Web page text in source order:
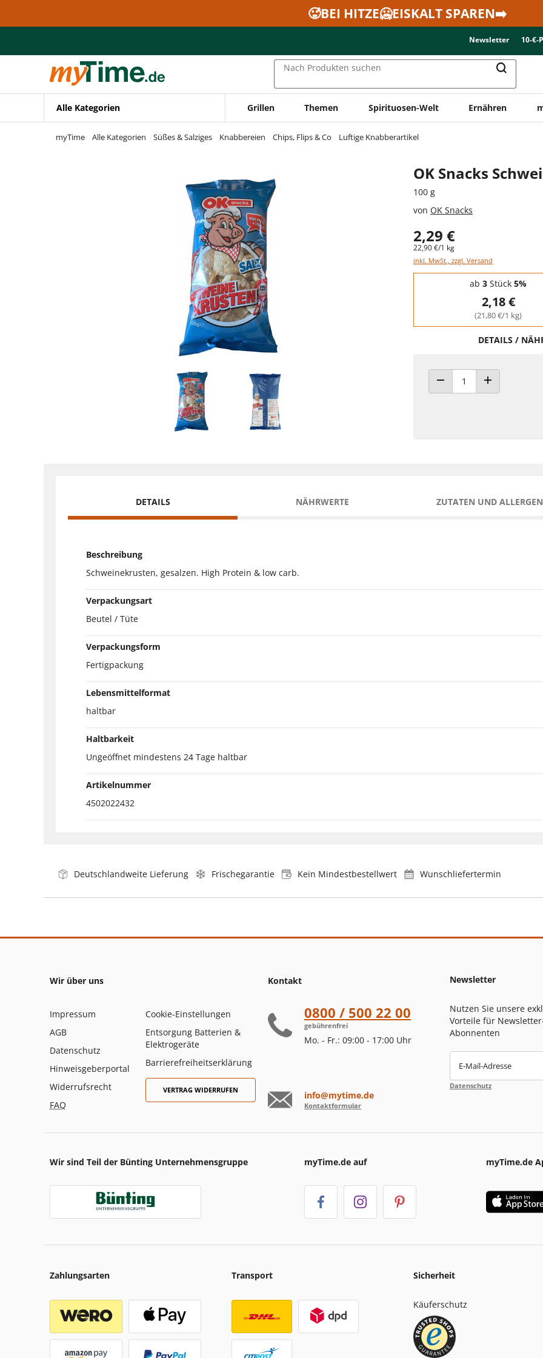
Zur Navigation springen
🥵BEI HITZE🥶EISKALT SPAREN➡️
Newsletter 10-€-
Nach Produkten suchen
Alle Kategorien Grillen Themen Spirituosen-Welt Ernähren
myTime Alle Kategorien Süßes & Salziges Knabbereien Chips, Flips & Co Luftige Knabberartikel
OK Snacks
100 g
von OK Snacks
2,29 €
22,90 €/1 kg
inkl. MwSt., zzgl. Versand
Staffelpreise - Mengenrabatt
ab 3 Stück 5%
2,18 €
(21,80 €/1 kg)
DETAILS /
ANZAHL VERRINGERN
ANZAHL
DETAILS NÄHRWERTE ZUTATEN UND
Beschreibung
Schweinekrusten, gesalzen. High Protein & low carb.
Verpackungsart
Beutel / Tüte
Verpackungsform
Fertigpackung
Lebensmittelformat
haltbar
Haltbarkeit
Ungeöffnet mindestens 24 Tage haltbar
Artikelnummer
4502022432
Deutschlandweite Lieferung Frischegarantie Kein Mindestbestellwert Wunschliefertermin
Wir über uns
Impressum
AGB
Datenschutz
Hinweisgeberportal
Widerrufsrecht
FAQ
Cookie-Einstellungen
Entsorgung Batterien &
Elektrogeräte
Barrierefreiheitserklärung
VERTRAG WIDERRUFEN
Kontakt
0800 / 500 22 00
gebührenfrei
Mo. - Fr.: 09:00 - 17:00 Uhr
info@mytime.de
Kontaktformular
Newsletter
Nutzen Sie unsere
Vorteile für
Abonnenten
E-Mail-Adresse
Datenschutz
Wir sind Teil der Bünting Unternehmensgruppe myTime.de auf myTime.de
Zahlungsarten Transport Sicherheit
Käuferschutz